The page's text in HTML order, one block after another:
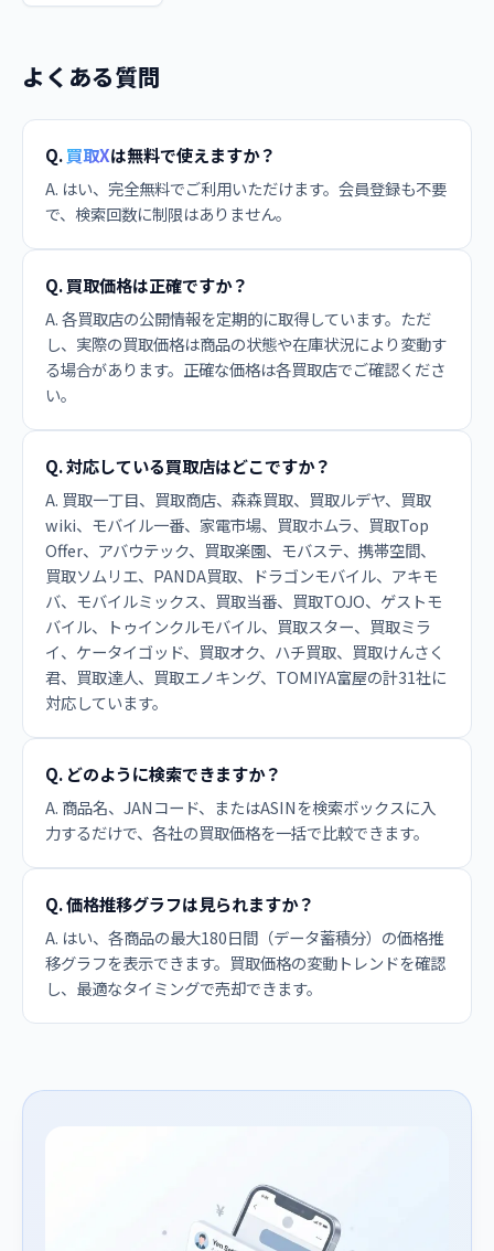
よくある質問
Q.買取Xは無料で使えますか？
A. はい、完全無料でご利用いただけます。会員登録も不要
で、検索回数に制限はありません。
Q. 買取価格は正確ですか？
A. 各買取店の公開情報を定期的に取得しています。ただ
し、実際の買取価格は商品の状態や在庫状況により変動す
る場合があります。正確な価格は各買取店でご確認くださ
い。
Q. 対応している買取店はどこですか？
A. 買取一丁目、買取商店、森森買取、買取ルデヤ、買取
wiki、モバイル一番、家電市場、買取ホムラ、買取Top
Offer、アバウテック、買取楽園、モバステ、携帯空間、
買取ソムリエ、PANDA買取、ドラゴンモバイル、アキモ
バ、モバイルミックス、買取当番、買取TOJO、ゲストモ
バイル、トゥインクルモバイル、買取スター、買取ミラ
イ、ケータイゴッド、買取オク、ハチ買取、買取けんさく
君、買取達人、買取エノキング、TOMIYA富屋の計31社に
対応しています。
Q. どのように検索できますか？
A. 商品名、JANコード、またはASINを検索ボックスに入
力するだけで、各社の買取価格を一括で比較できます。
Q. 価格推移グラフは見られますか？
A. はい、各商品の最大180日間（データ蓄積分）の価格推
移グラフを表示できます。買取価格の変動トレンドを確認
し、最適なタイミングで売却できます。